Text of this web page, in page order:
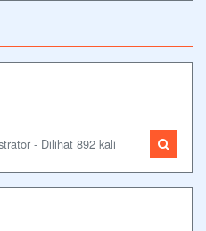
- Dilihat 892 kali